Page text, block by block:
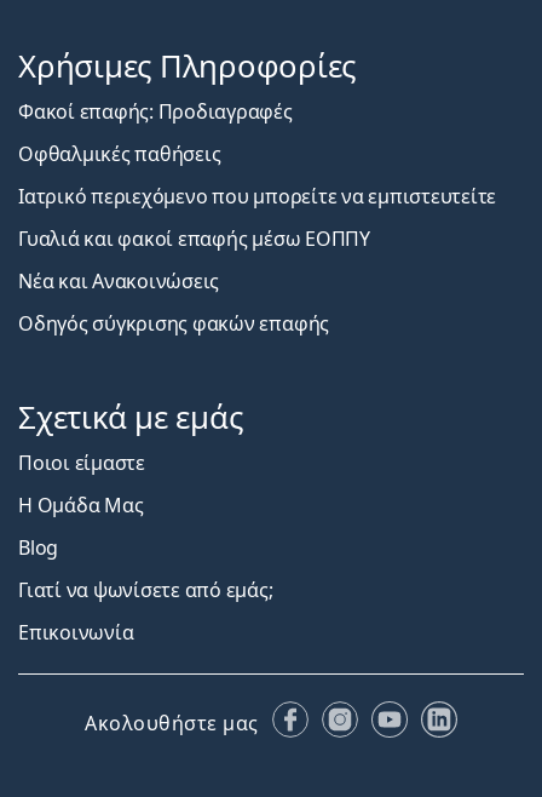
Χρήσιμες Πληροφορίες
Φακοί επαφής: Προδιαγραφές
Οφθαλμικές παθήσεις
Ιατρικό περιεχόμενο που μπορείτε να εμπιστευτείτε
Γυαλιά και φακοί επαφής μέσω ΕΟΠΠΥ
Νέα και Ανακοινώσεις
Οδηγός σύγκρισης φακών επαφής
Σχετικά με εμάς
Ποιοι είμαστε
Η Ομάδα Μας
Blog
Γιατί να ψωνίσετε από εμάς;
Επικοινωνία
Ακολουθήστε μας FacebookInstagram
YouTubeLinkedIn